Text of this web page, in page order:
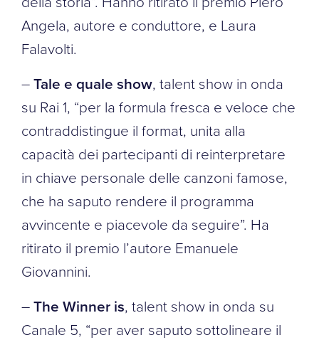
Angela, autore e conduttore, e Laura
Falavolti.
–Tale e quale show, talent show in onda
su Rai 1, “per la formula fresca e veloce che
contraddistingue il format, unita alla
capacità dei partecipanti di reinterpretare
in chiave personale delle canzoni famose,
che ha saputo rendere il programma
avvincente e piacevole da seguire”. Ha
ritirato il premio l’autore Emanuele
Giovannini.
–The Winner is, talent show in onda su
Canale 5, “per aver saputo sottolineare il